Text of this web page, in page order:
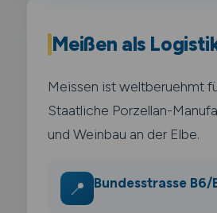
Meißen als
Meissen ist weltberuehmt
Staatliche Porzellan-
und Weinbau an der Elbe.
📍 Bundesstrasse B6/